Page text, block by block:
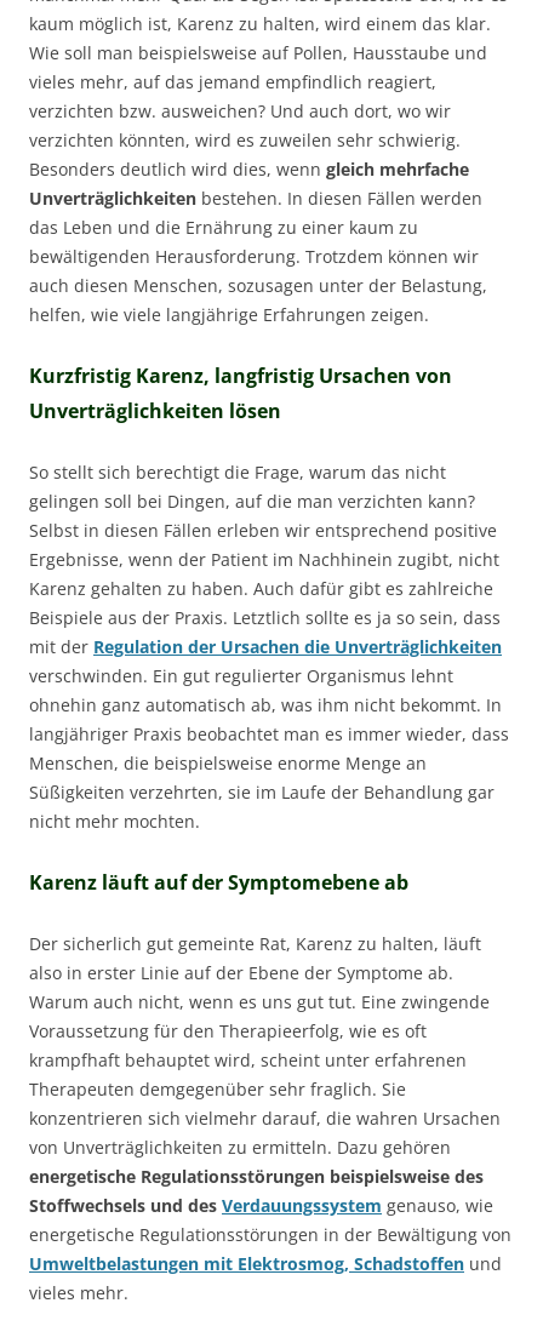
kaum möglich ist, Karenz zu halten, wird einem das klar.
Wie soll man beispielsweise auf Pollen, Hausstaube und
vieles mehr, auf das jemand empfindlich reagiert,
verzichten bzw. ausweichen? Und auch dort, wo wir
verzichten könnten, wird es zuweilen sehr schwierig.
Besonders deutlich wird dies, wenn gleich mehrfache
Unverträglichkeiten bestehen. In diesen Fällen werden
das Leben und die Ernährung zu einer kaum zu
bewältigenden Herausforderung. Trotzdem können wir
auch diesen Menschen, sozusagen unter der Belastung,
helfen, wie viele langjährige Erfahrungen zeigen.
Kurzfristig Karenz, langfristig Ursachen von
Unverträglichkeiten lösen
So stellt sich berechtigt die Frage, warum das nicht
gelingen soll bei Dingen, auf die man verzichten kann?
Selbst in diesen Fällen erleben wir entsprechend positive
Ergebnisse, wenn der Patient im Nachhinein zugibt, nicht
Karenz gehalten zu haben. Auch dafür gibt es zahlreiche
Beispiele aus der Praxis. Letztlich sollte es ja so sein, dass
mit der Regulation der Ursachen die Unverträglichkeiten
verschwinden. Ein gut regulierter Organismus lehnt
ohnehin ganz automatisch ab, was ihm nicht bekommt. In
langjähriger Praxis beobachtet man es immer wieder, dass
Menschen, die beispielsweise enorme Menge an
Süßigkeiten verzehrten, sie im Laufe der Behandlung gar
nicht mehr mochten.
Karenz läuft auf der Symptomebene ab
Der sicherlich gut gemeinte Rat, Karenz zu halten, läuft
also in erster Linie auf der Ebene der Symptome ab.
Warum auch nicht, wenn es uns gut tut. Eine zwingende
Voraussetzung für den Therapieerfolg, wie es oft
krampfhaft behauptet wird, scheint unter erfahrenen
Therapeuten demgegenüber sehr fraglich. Sie
konzentrieren sich vielmehr darauf, die wahren Ursachen
von Unverträglichkeiten zu ermitteln. Dazu gehören
energetische Regulationsstörungen beispielsweise des
Stoffwechsels und des Verdauungssystem genauso, wie
energetische Regulationsstörungen in der Bewältigung von
Umweltbelastungen mit Elektrosmog, Schadstoffen und
vieles mehr.